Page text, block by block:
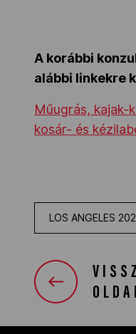
A korábbi
alábbi linkekre
Műugrás, kajak-
kosár- és
LOS ANGELES